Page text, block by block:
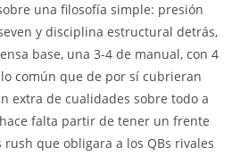
una filosofía simple: presión
y disciplina estructural detrás,
base, una 3-4 de manual, con 4
común que de por sí cubrieran
extra de cualidades sobre todo a
falta partir de tener un frente
que obligara a los QBs rivales